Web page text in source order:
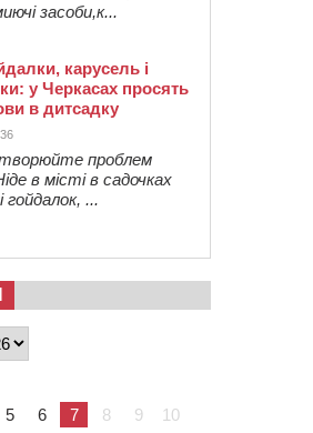
засоби,к...
карусель і
у Черкасах просять
в дитсадку
проблем
в місті в садочках
гойдалок, ...
5 6 7 8 9
10